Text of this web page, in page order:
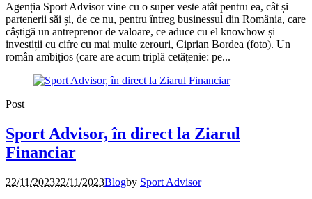
Agenția Sport Advisor vine cu o super veste atât pentru ea, cât și
partenerii săi și, de ce nu, pentru întreg businessul din România, care
câștigă un antreprenor de valoare, ce aduce cu el knowhow și
investiții cu cifre cu mai multe zerouri, Ciprian Bordea (foto). Un
român ambițios (care are acum triplă cetățenie: pe...
Post
Sport Advisor, în direct la Ziarul
Financiar
22/11/202322/11/2023Blogby Sport Advisor